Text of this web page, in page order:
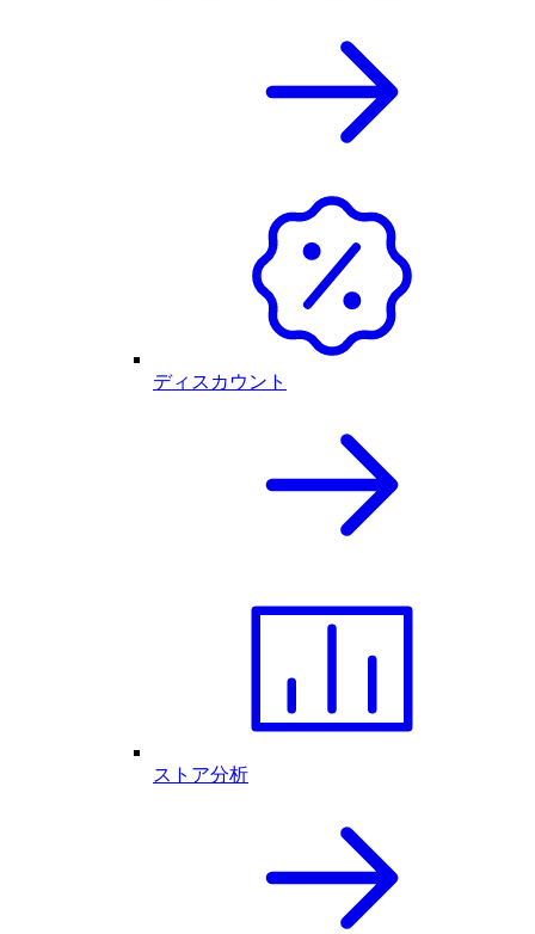
ディスカウント
ストア分析